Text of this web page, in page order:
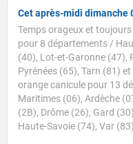
Cet après-midi dimanche
Temps orageux et
pour 8 départements /
(40), Lot-et-Garonne (47),
Pyrénées (65), Tarn (81)
orange canicule pour 13
Maritimes (06), Ardèche
(2B), Drôme (26), Gard
Haute-Savoie (74), Var